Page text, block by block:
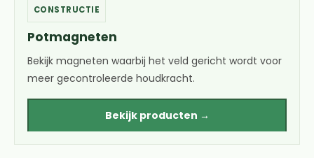
CONSTRUCTIE
Potmagneten
Bekijk magneten waarbij het veld gericht wordt voor
meer gecontroleerde houdkracht.
Bekijk producten →